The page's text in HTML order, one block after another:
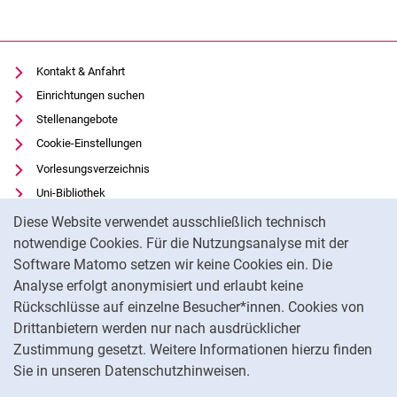
Diese Website verwendet ausschließlich technisch
notwendige Cookies. Für die Nutzungsanalyse mit der
Software Matomo setzen wir keine Cookies ein. Die
Analyse erfolgt anonymisiert und erlaubt keine
Rückschlüsse auf einzelne Besucher*innen. Cookies von
Drittanbietern werden nur nach ausdrücklicher
Zustimmung gesetzt. Weitere Informationen hierzu finden
Sie in unseren Datenschutzhinweisen.
Kontakt & Anfahrt
Einrichtungen suchen
Stellenangebote
Cookie-Einstellungen
Vorlesungsverzeichnis
Uni-Bibliothek
Moodle
Panopto
Datenschutz
Barrierefreiheit
Transparenter KI-Einsatz